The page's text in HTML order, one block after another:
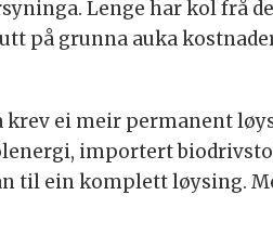
Lenge har kol frå
på grunna auka
ei meir permanent
importert
til ein komplett løysing.